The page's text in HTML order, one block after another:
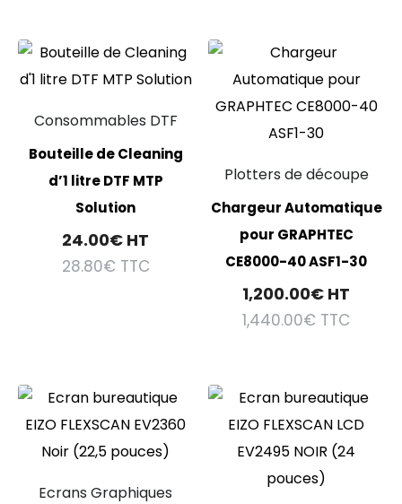
Consommables DTF
Bouteille de Cleaning
d’1 litre DTF MTP
Solution
24.00€ HT
28.80€ TTC
Plotters de découpe
Chargeur Automatique
pour GRAPHTEC
CE8000-40 ASF1-30
1,200.00€ HT
1,440.00€ TTC
Ecrans Graphiques